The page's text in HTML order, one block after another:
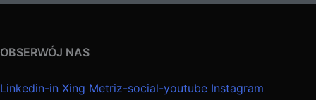
OBSERWÓJ NAS
Linkedin-in Xing Metriz-social-youtube Instagram